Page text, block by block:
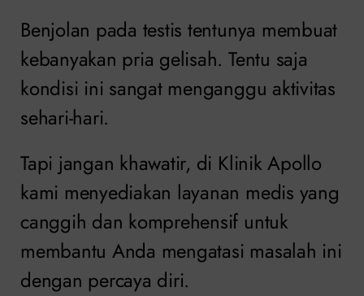
Benjolan pada testis tentunya membuat
kebanyakan pria gelisah. Tentu saja
kondisi ini sangat menganggu aktivitas
sehari-hari.
Tapi jangan khawatir, di Klinik Apollo
kami menyediakan layanan medis yang
canggih dan komprehensif untuk
membantu Anda mengatasi masalah ini
dengan percaya diri.